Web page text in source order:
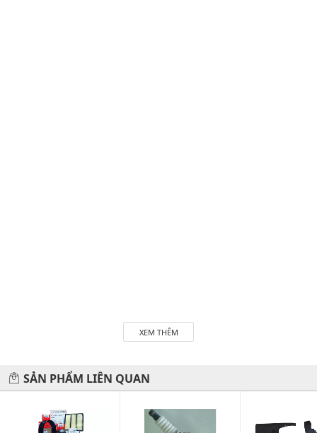
XEM THÊM
SẢN PHẨM LIÊN QUAN